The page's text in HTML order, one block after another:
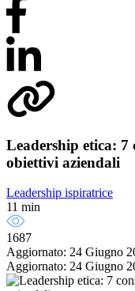
Leadership etica:
obiettivi aziendali
Leadership ispiratrice
11 min
1687
Aggiornato: 24 Giugno
Aggiornato: 24 Giugno